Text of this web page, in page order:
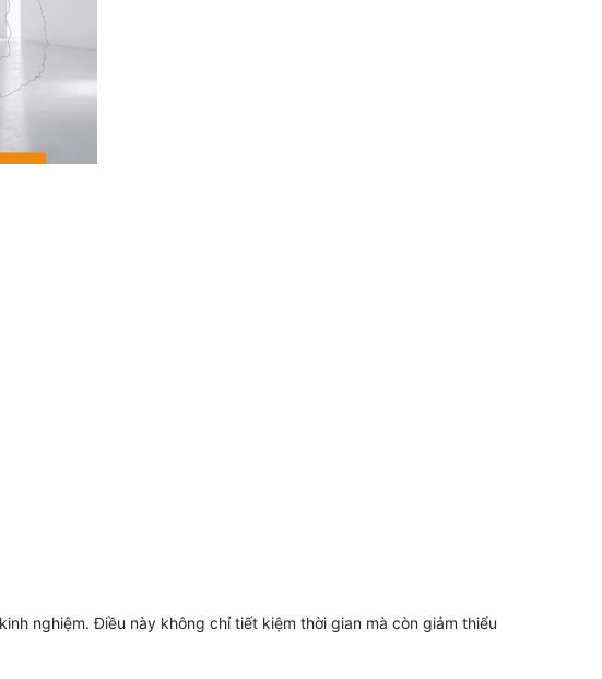
nghiệm. Điều này không chỉ tiết kiệm thời gian mà còn giảm thiểu